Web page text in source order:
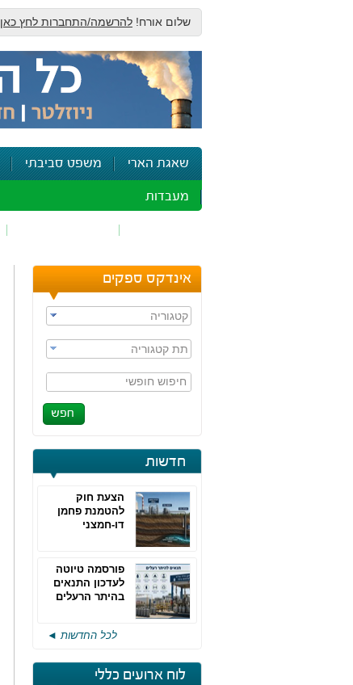
שלום אורח! להרשמה/התחברות לחץ כאן
שאגת הארי משפט סביבתי
מעבדות
אינדקס ספקים
קטגוריה
תת קטגוריה
חיפוש חופשי
חדשות
הצעת חוק
להטמנת פחמן
דו-חמצני
פורסמה טיוטה
לעדכון התנאים
בהיתר הרעלים
לכל החדשות ◄
לוח ארועים כללי